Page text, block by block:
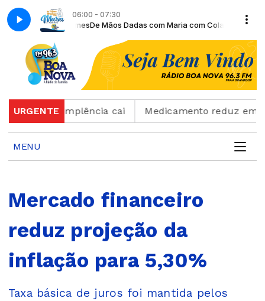
06:00 - 07:30
Moiséis Gomes De Mãos Dadas com Maria com Colaborador
URGENTE
inadimplência cai Medicamento reduz em até
MENU
Mercado financeiro
reduz projeção da
inflação para 5,30%
Taxa básica de juros foi mantida pelos